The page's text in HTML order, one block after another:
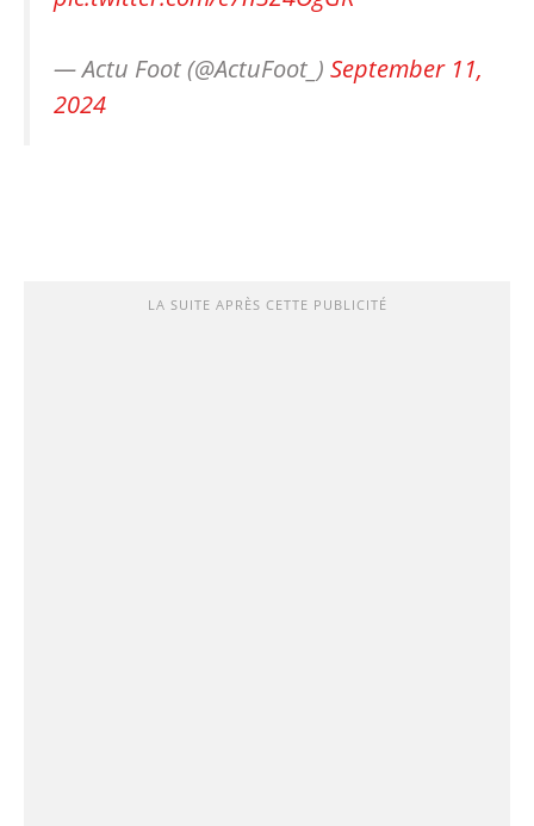
— Actu Foot (@ActuFoot_) September 11,
2024
LA SUITE APRÈS CETTE PUBLICITÉ